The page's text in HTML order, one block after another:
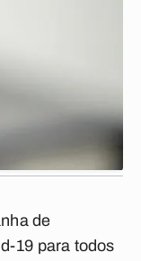
de
19 para todos